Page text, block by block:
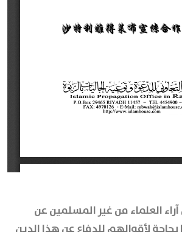
العلماء من غير المسلمين عن